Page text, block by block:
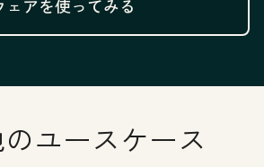
ェアを使ってみる
ユースケース